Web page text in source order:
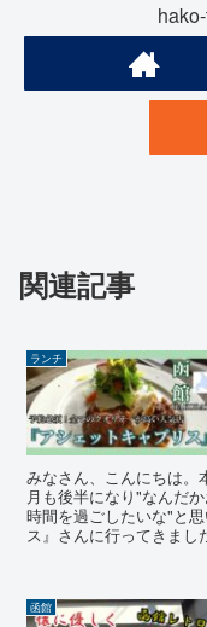
関連記事
ランチ
みなさん、こんにちは。
月も後半になり"なんだ
時間を過ごしたいな"と
ス』さんに行ってきま
函館